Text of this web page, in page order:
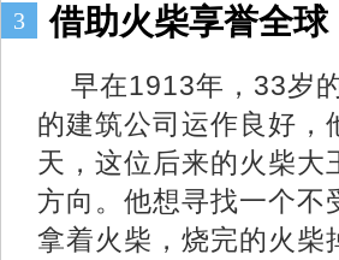
3 借助火柴享誉全球
早在1913年，33岁
的建筑公司运作良好，
天，这位后来的火柴大
方向。他想寻找一个不
拿着火柴，烧完的火柴